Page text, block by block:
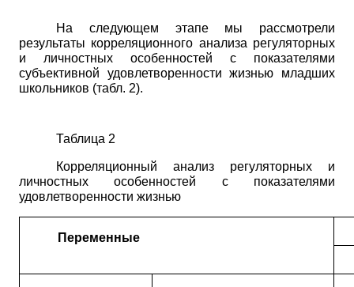
На следующем этапе мы рассмотрели
результаты корреляционного анализа регуляторных
и личностных особенностей с показателями
субъективной удовлетворенности жизнью младших
школьников (табл. 2).
Таблица 2
Корреляционный анализ регуляторных и
личностных особенностей с показателями
удовлетворенности жизнью
Переменные